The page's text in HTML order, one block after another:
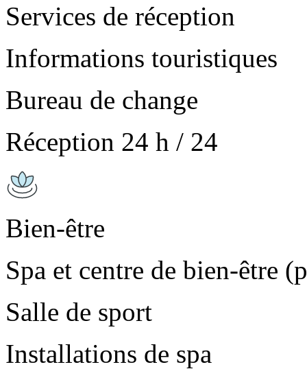
Services de réception
Informations touristiques
Bureau de change
Réception 24 h / 24
Bien-être
Spa et centre de bien-être
Salle de sport
Installations de spa